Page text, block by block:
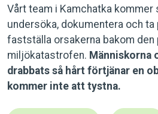
Vårt team i Kamchatka
undersöka, dokumentera och
fastställa orsakerna bakom den
miljökatastrofen. Människorna
drabbats så hårt förtjänar en
kommer inte att tystna.